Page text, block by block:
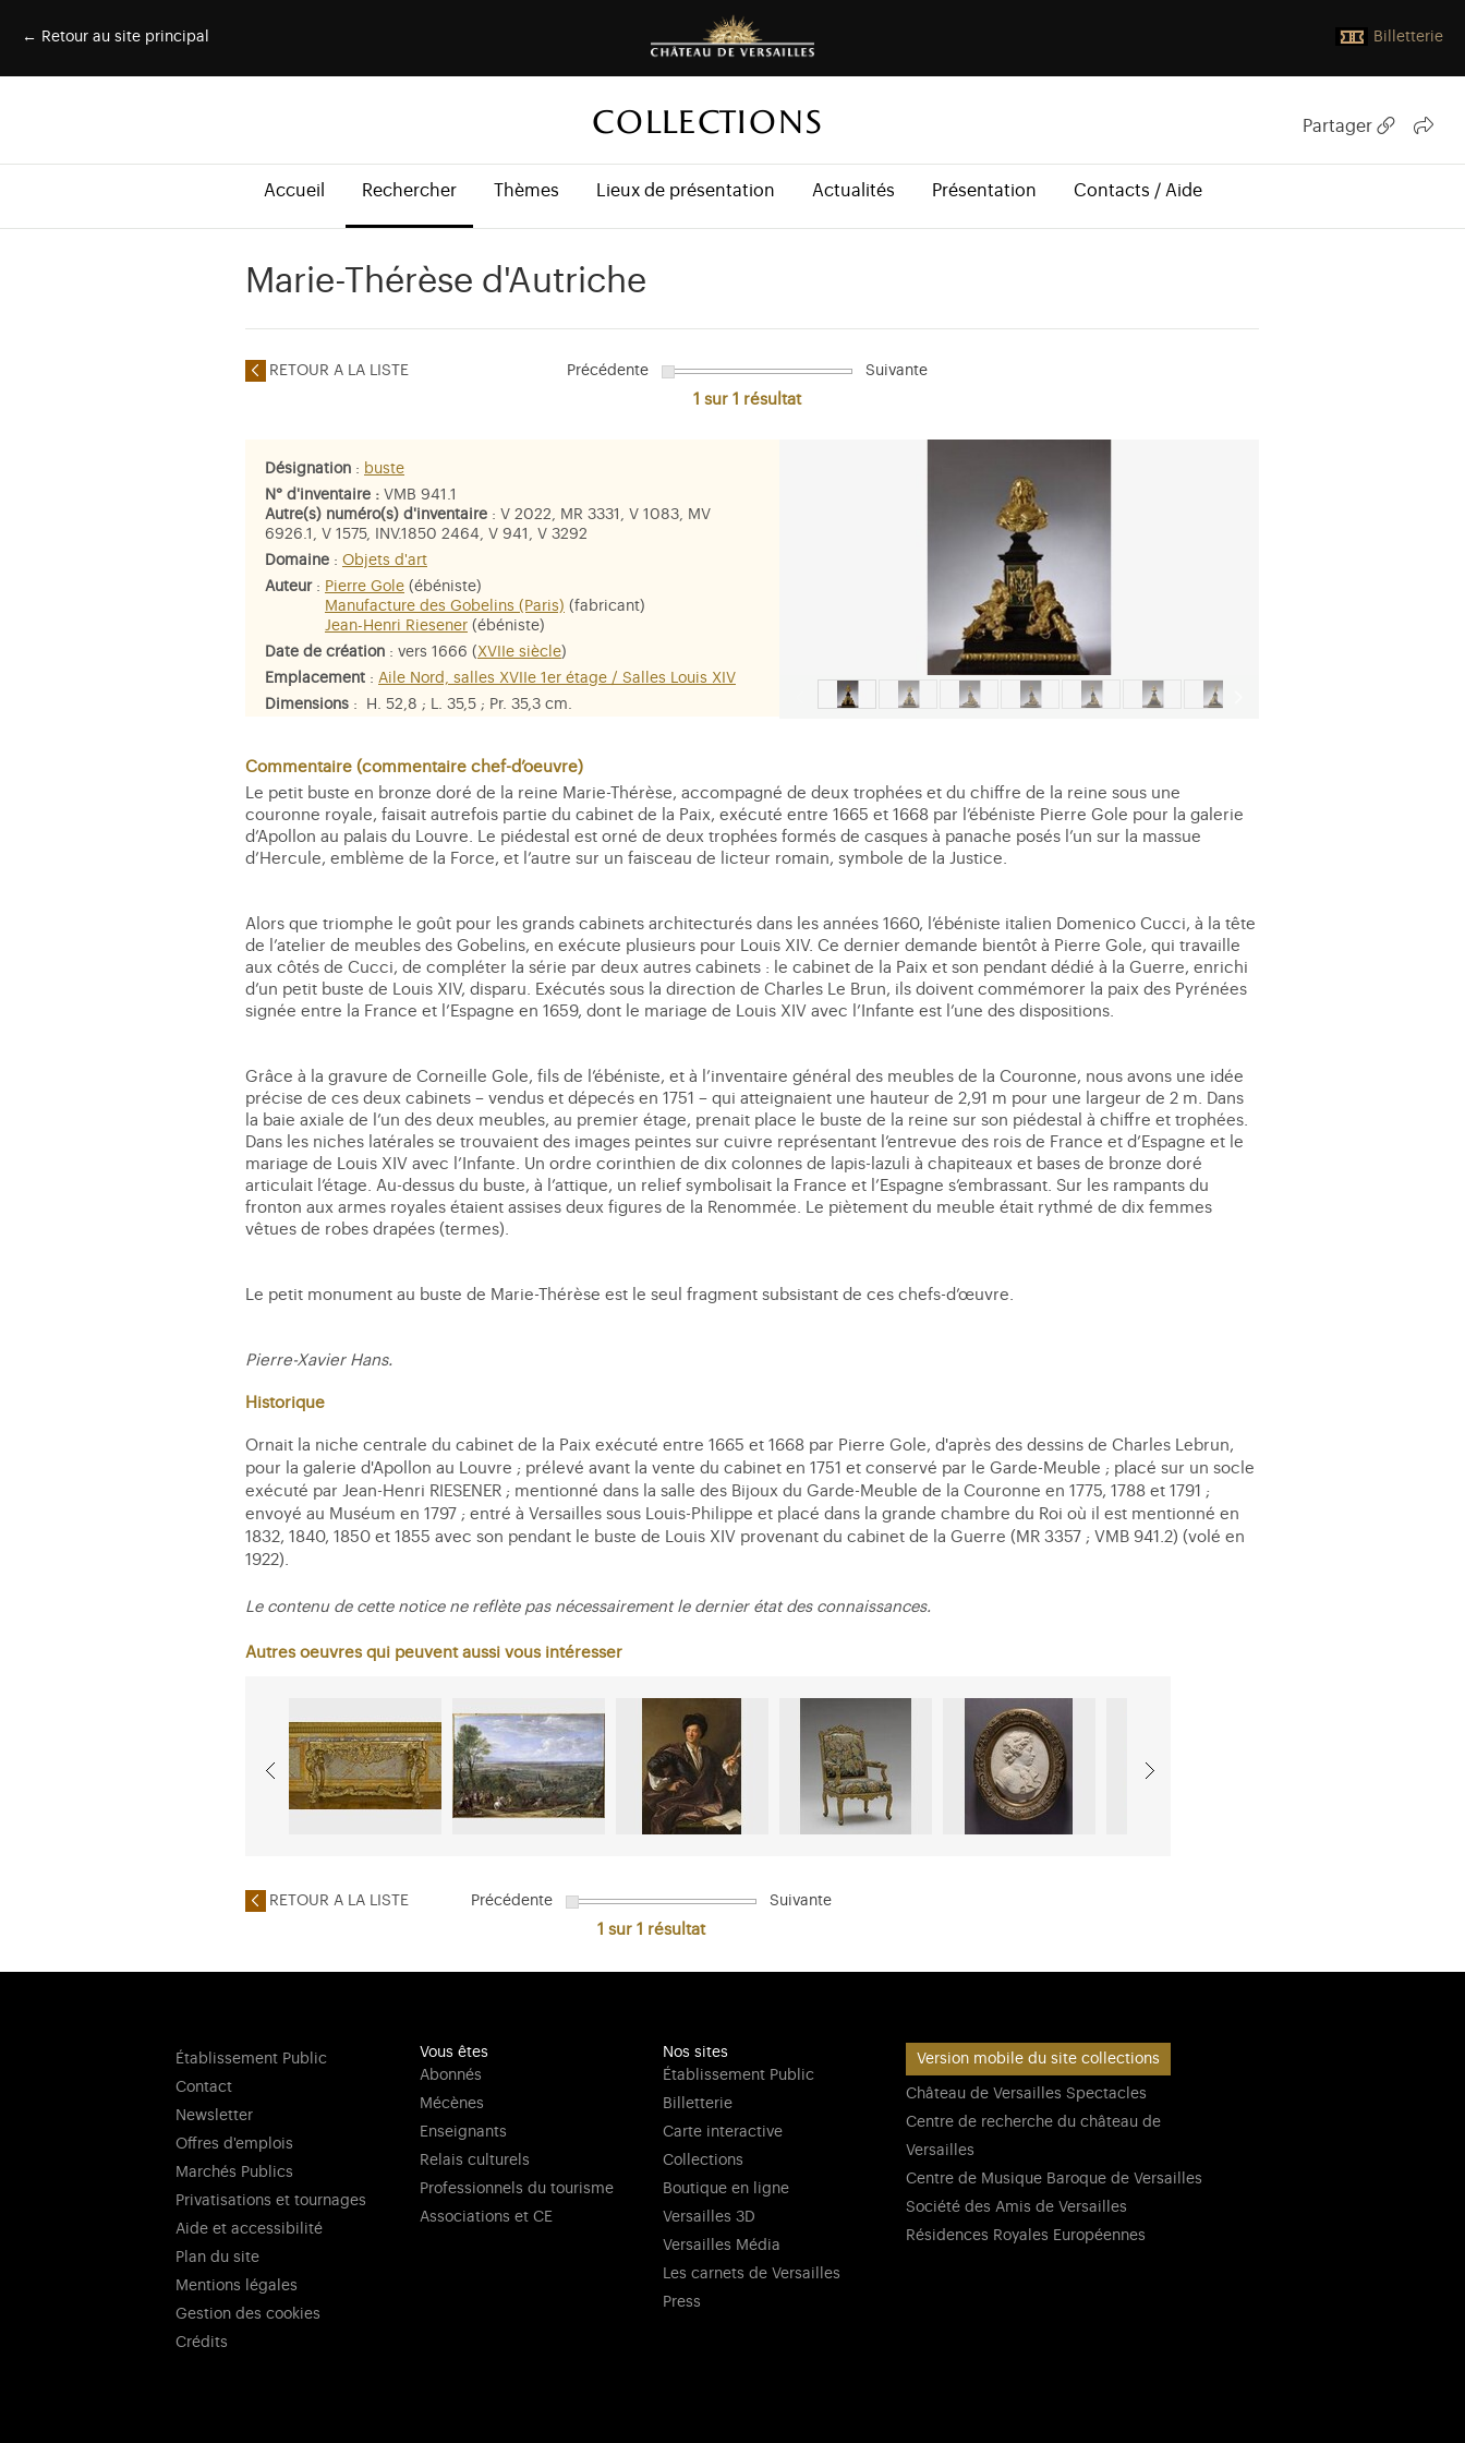
Billetterie
← Retour au site principal
COLLECTIONS Partager
Accueil Rechercher Thèmes Lieux de présentation Actualités Présentation Contacts / Aide
Marie-Thérèse d'Autriche
RETOUR A LA LISTE Précédente Suivante
1 sur 1 résultat
Désignation : buste
N° d'inventaire : VMB 941.1
Autre(s) numéro(s) d'inventaire : V 2022, MR 3331, V 1083, MV
6926.1, V 1575, INV.1850 2464, V 941, V 3292
Domaine : Objets d'art
Auteur: Pierre Gole (ébéniste)
Manufacture des Gobelins (Paris) (fabricant)
Jean-Henri Riesener (ébéniste)
Date de création : vers 1666 ( XVIIe siècle)
Emplacement : Aile Nord, salles XVIIe 1er étage / Salles Louis XIV
Dimensions : H. 52,8 ; L. 35,5 ; Pr. 35,3 cm.
Personne représentée:Marie-Thérèse d'Autriche
identifiée comme
Anne d'Autriche , attributs de la Force
la Justice
Commentaire (commentaire chef-d’oeuvre)
Le petit buste en bronze doré de la reine Marie-Thérèse, accompagné de deux trophées et du chiffre de la reine sous une
couronne royale, faisait autrefois partie du cabinet de la Paix, exécuté entre 1665 et 1668 par l’ébéniste Pierre Gole pour la galerie
d’Apollon au palais du Louvre. Le piédestal est orné de deux trophées formés de casques à panache posés l’un sur la massue
d’Hercule, emblème de la Force, et l’autre sur un faisceau de licteur romain, symbole de la Justice.
Alors que triomphe le goût pour les grands cabinets architecturés dans les années 1660, l’ébéniste italien Domenico Cucci, à la tête
de l’atelier de meubles des Gobelins, en exécute plusieurs pour Louis XIV. Ce dernier demande bientôt à Pierre Gole, qui travaille
aux côtés de Cucci, de compléter la série par deux autres cabinets : le cabinet de la Paix et son pendant dédié à la Guerre, enrichi
d’un petit buste de Louis XIV, disparu. Exécutés sous la direction de Charles Le Brun, ils doivent commémorer la paix des Pyrénées
signée entre la France et l’Espagne en 1659, dont le mariage de Louis XIV avec l’Infante est l’une des dispositions.
Grâce à la gravure de Corneille Gole, fils de l’ébéniste, et à l’inventaire général des meubles de la Couronne, nous avons une idée
précise de ces deux cabinets – vendus et dépecés en 1751 – qui atteignaient une hauteur de 2,91 m pour une largeur de 2 m. Dans
la baie axiale de l’un des deux meubles, au premier étage, prenait place le buste de la reine sur son piédestal à chiffre et trophées.
Dans les niches latérales se trouvaient des images peintes sur cuivre représentant l’entrevue des rois de France et d’Espagne et le
mariage de Louis XIV avec l’Infante. Un ordre corinthien de dix colonnes de lapis-lazuli à chapiteaux et bases de bronze doré
articulait l’étage. Au-dessus du buste, à l’attique, un relief symbolisait la France et l’Espagne s’embrassant. Sur les rampants du
fronton aux armes royales étaient assises deux figures de la Renommée. Le piètement du meuble était rythmé de dix femmes
vêtues de robes drapées (termes).
Le petit monument au buste de Marie-Thérèse est le seul fragment subsistant de ces chefs-d’œuvre.
Pierre-Xavier Hans.
Historique
Ornait la niche centrale du cabinet de la Paix exécuté entre 1665 et 1668 par Pierre Gole, d'après des dessins de Charles Lebrun,
pour la galerie d'Apollon au Louvre ; prélevé avant la vente du cabinet en 1751 et conservé par le Garde-Meuble ; placé sur un socle
exécuté par Jean-Henri RIESENER ; mentionné dans la salle des Bijoux du Garde-Meuble de la Couronne en 1775, 1788 et 1791 ;
envoyé au Muséum en 1797 ; entré à Versailles sous Louis-Philippe et placé dans la grande chambre du Roi où il est mentionné en
1832, 1840, 1850 et 1855 avec son pendant le buste de Louis XIV provenant du cabinet de la Guerre (MR 3357 ; VMB 941.2) (volé en
1922).
Le contenu de cette notice ne reflète pas nécessairement le dernier état des connaissances.
Autres oeuvres qui peuvent aussi vous intéresser
RETOUR A LA LISTE Précédente Suivante
1 sur 1 résultat
Établissement Public
Contact
Newsletter
Offres d'emplois
Marchés Publics
Privatisations et tournages
Aide et accessibilité
Plan du site
Mentions légales
Gestion des cookies
Crédits
Vous êtes
Abonnés
Mécènes
Enseignants
Relais culturels
Professionnels du tourisme
Associations et CE
Nos sites
Établissement Public
Billetterie
Carte interactive
Collections
Boutique en ligne
Versailles 3D
Versailles Média
Les carnets de Versailles
Press
Version mobile du site collections
Château de Versailles Spectacles
Centre de recherche du château de
Versailles
Centre de Musique Baroque de Versailles
Société des Amis de Versailles
Résidences Royales Européennes